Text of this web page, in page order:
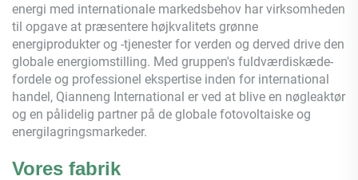
energi med internationale markedsbehov har virksomheden
til opgave at præsentere højkvalitets grønne
energiprodukter og -tjenester for verden og derved drive den
globale energiomstilling. Med gruppen's fuldværdiskæde-
fordele og professionel ekspertise inden for international
handel, Qianneng International er ved at blive en nøgleaktør
og en pålidelig partner på de globale fotovoltaiske og
energilagringsmarkeder.
Vores fabrik